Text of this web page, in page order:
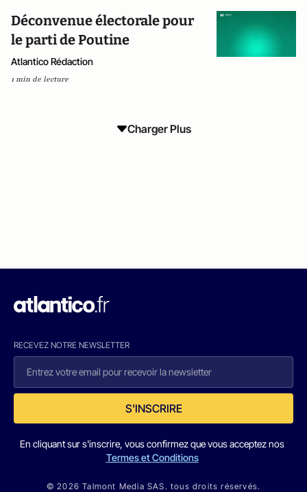
Déconvenue électorale pour
le parti de Poutine
Atlantico Rédaction
1 min de lecture
Charger Plus
RECEVEZ NOTRE NEWSLETTER
S'INSCRIRE
En cliquant sur s'inscrire, vous confirmez que vous acceptez nos
Termes et Conditions
© 2026 Talmont Media SAS. tous droits réservés.